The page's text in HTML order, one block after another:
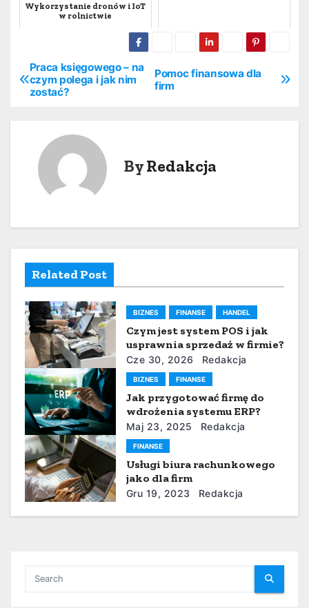
Wykorzystanie dronów i IoT
w rolnictwie
N
a
a
w
p
i
s
u
Pomoc finansowa dla
firm
Praca księgowego – na
czym polega i jak nim
zostać?
ByRedakcja
Related Post
BIZNES FINANSE HANDEL
Czym jest system POS i jak
usprawnia sprzedaż w firmie?
Cze 30, 2026 Redakcja
BIZNES FINANSE
Jak przygotować firmę do
wdrożenia systemu ERP?
Maj 23, 2025 Redakcja
FINANSE
Usługi biura rachunkowego
jako dla firm
Gru 19, 2023 Redakcja